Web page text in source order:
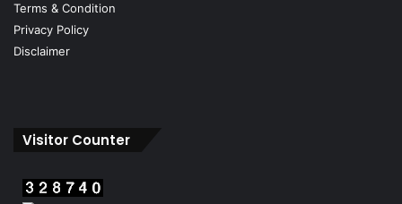
Terms & Condition
Privacy Policy
Disclaimer
Visitor Counter